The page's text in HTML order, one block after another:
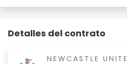
Detalles del contrato
NEWCASTLE